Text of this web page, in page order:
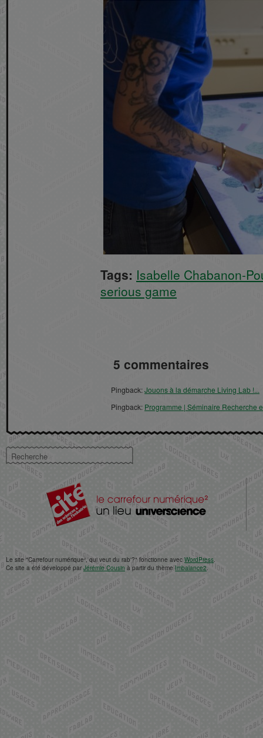
Tags: Isabelle Chabanon-
serious game
5 commentaires
Pingback:Jouons à la démarche Living Lab !...
Pingback: Programme | Séminaire Recherche
Le site "Carrefour numérique², qui veut du rab'?" fonctionne avec WordPress.
Ce site a été développé parJérémie Cousin à partir du thème Imbalance2.